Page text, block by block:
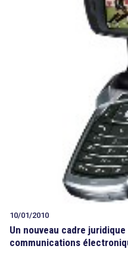
10/01/2010
Un nouveau cadre
communications